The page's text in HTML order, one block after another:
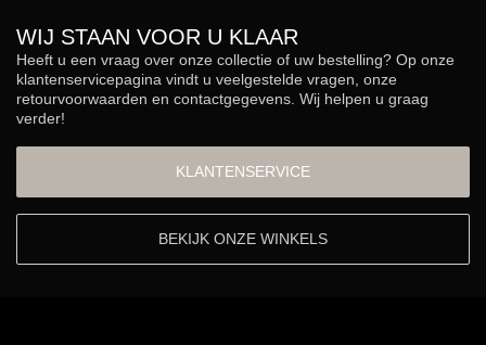
WIJ STAAN VOOR U KLAAR
Heeft u een vraag over onze collectie of uw bestelling? Op onze
klantenservicepagina vindt u veelgestelde vragen, onze
retourvoorwaarden en contactgegevens. Wij helpen u graag
verder!
KLANTENSERVICE
BEKIJK ONZE WINKELS